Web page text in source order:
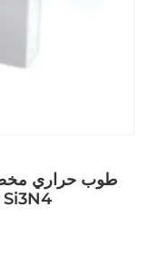
طوب حراري
عالية SiC المستعبدين Si3N4